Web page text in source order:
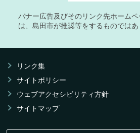
バナー広告及びそのリンク先ホーム
は、島田市が推奨等をするものではあ
リンク集
サイトポリシー
ウェブアクセシビリティ方針
サイトマップ